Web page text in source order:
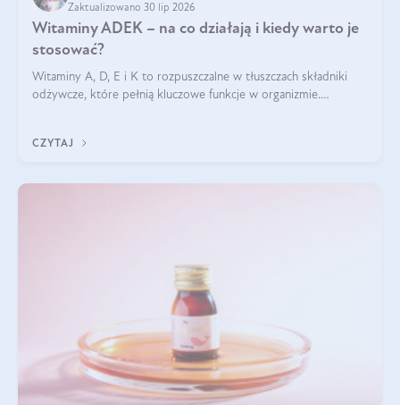
Zaktualizowano 30 lip 2026
Witaminy ADEK – na co działają i kiedy warto je
stosować?
Witaminy A, D, E i K to rozpuszczalne w tłuszczach składniki
odżywcze, które pełnią kluczowe funkcje w organizmie.
CZYTAJ